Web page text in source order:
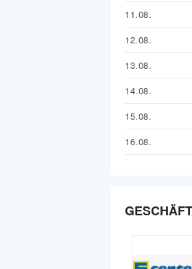
11.08.
12.08.
13.08.
14.08.
15.08.
16.08.